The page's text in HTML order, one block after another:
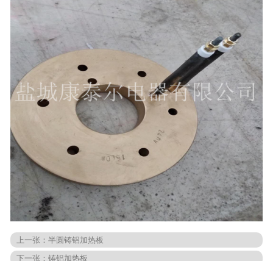
上一张： 半圆铸铝加热板
下一张： 铸铝加热板